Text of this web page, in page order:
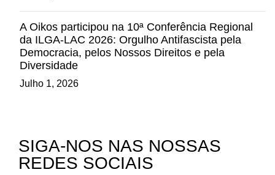
A Oikos participou na 10ª Conferência Regional
da ILGA-LAC 2026: Orgulho Antifascista pela
Democracia, pelos Nossos Direitos e pela
Diversidade
Julho 1, 2026
SIGA-NOS NAS NOSSAS
REDES SOCIAIS